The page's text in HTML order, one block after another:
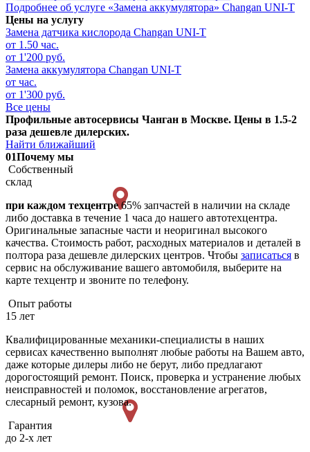
Подробнее об услуге «Замена аккумулятора» Changan UNI-T
Цены на услугу
Замена датчика кислорода Changan UNI-T
от 1.50 час.
от 1'200 руб.
Замена аккумулятора Changan UNI-T
от час.
от 1'300 руб.
Все цены
Профильные автосервисы Чанган в Москве. Цены в 1.5-2
раза дешевле дилерских.
Найти ближайший
01Почему мы
Собственный
склад
при каждом техцентре 65% запчастей в наличии на складе
либо доставка в течение 1 часа до нашего автотехцентра.
Оригинальные запасные части и неоригинал высокого
качества. Стоимость работ, расходных материалов и деталей в
полтора раза дешевле дилерских центров. Чтобы записаться в
сервис на обслуживание вашего автомобиля, выберите на
карте техцентр и звоните по телефону.
Опыт работы
15 лет
Квалифицированные механики-специалисты в наших
сервисах качественно выполнят любые работы на Вашем авто,
даже которые дилеры либо не берут, либо предлагают
дорогостоящий ремонт. Поиск, проверка и устранение любых
неисправностей и поломок, восстановление агрегатов,
слесарный ремонт, кузова.
Гарантия
до 2-х лет